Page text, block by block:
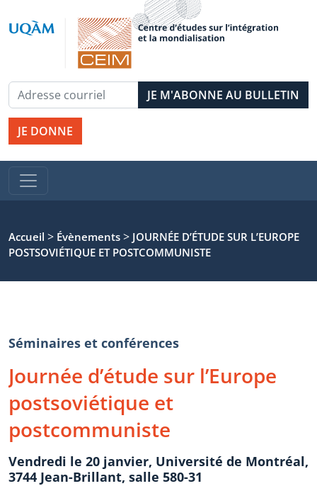
JE DONNE
Accueil > Évènements > JOURNÉE D’ÉTUDE SUR L’EUROPE
POSTSOVIÉTIQUE ET POSTCOMMUNISTE
Séminaires et conférences
Journée d’étude sur l’Europe
postsoviétique et
postcommuniste
Vendredi le 20 janvier, Université de Montréal,
3744 Jean-Brillant, salle 580-31